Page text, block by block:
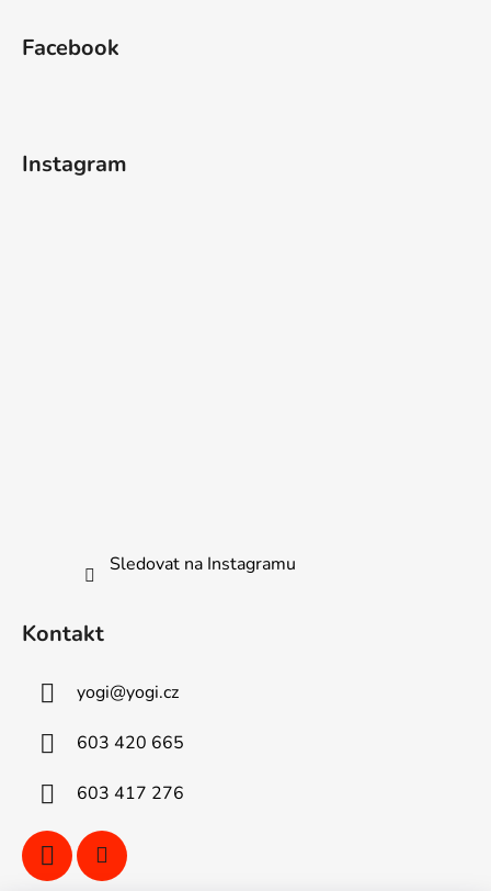
Facebook
Instagram
Sledovat na Instagramu
Kontakt
yogi@yogi.cz
603 420 665
603 417 276